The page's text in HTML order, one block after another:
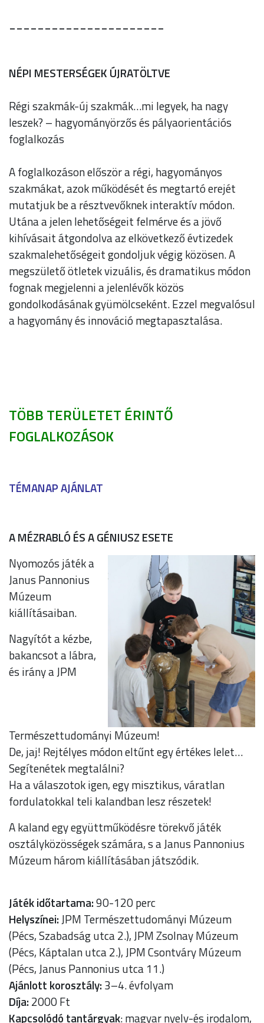
NÉPI MESTERSÉGEK ÚJRATÖLTVE
Régi szakmák-új szakmák…mi legyek, ha nagy
leszek? – hagyományörzős és pályaorientációs
foglalkozás
A foglalkozáson először a régi, hagyományos
szakmákat, azok működését és megtartó erejét
mutatjuk be a résztvevőknek interaktív módon.
Utána a jelen lehetőségeit felmérve és a jövő
kihívásait átgondolva az elkövetkező évtizedek
szakmalehetőségeit gondoljuk végig közösen. A
megszülető ötletek vizuális, és dramatikus módon
fognak megjelenni a jelenlévők közös
gondolkodásának gyümölcseként. Ezzel megvalósul
a hagyomány és innováció megtapasztalása.
TÖBB TERÜLETET ÉRINTŐ
FOGLALKOZÁSOK
TÉMANAP AJÁNLAT
A MÉZRABLÓ ÉS A GÉNIUSZ ESETE
Nyomozós játék a
Janus Pannonius
Múzeum
kiállításaiban.
Nagyítót a kézbe,
bakancsot a lábra,
és irány a JPM
Természettudományi Múzeum!
De, jaj! Rejtélyes módon eltűnt egy értékes lelet…
Segítenétek megtalálni?
Ha a válaszotok igen, egy misztikus, váratlan
fordulatokkal teli kalandban lesz részetek!
A kaland egy együttműködésre törekvő játék
osztályközösségek számára, s a Janus Pannonius
Múzeum három kiállításában játszódik.
Játék időtartama:90-120 perc
Helyszínei: JPM Természettudományi Múzeum
(Pécs, Szabadság utca 2.), JPM Zsolnay Múzeum
(Pécs, Káptalan utca 2.), JPM Csontváry Múzeum
(Pécs, Janus Pannonius utca 11.)
Ajánlott korosztály: 3–4. évfolyam
Díja: 2000 Ft
Kapcsolódó tantárgyak: magyar nyelv-és irodalom,